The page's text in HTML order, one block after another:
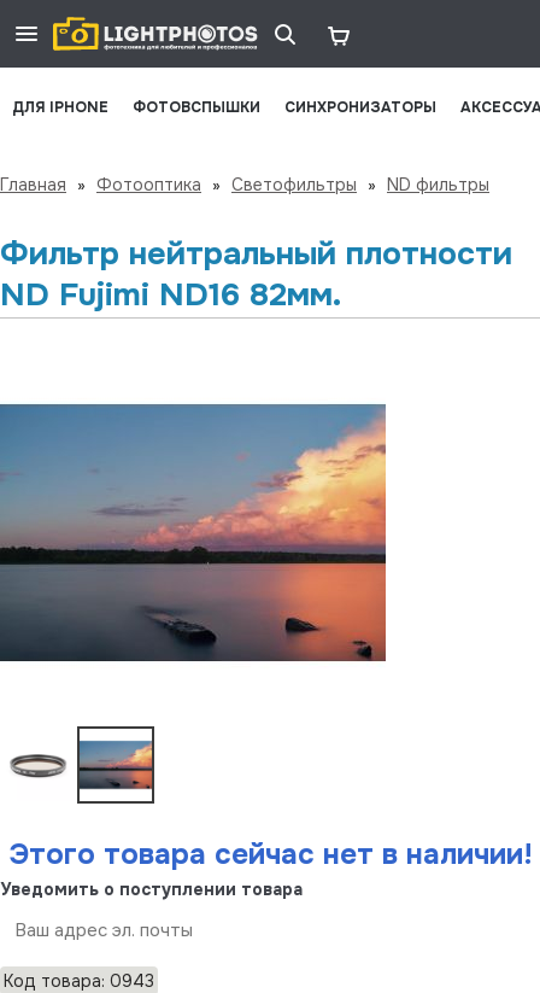
ДЛЯ IPHONE ФОТОВСПЫШКИ СИНХРОНИЗАТОРЫ
Главная » Фотооптика » Светофильтры » ND фильтры
Фильтр нейтральный плотности
ND Fujimi ND16 82мм.
Этого товара сейчас нет в наличии!
Уведомить о поступлении товара
Код товара: 0943